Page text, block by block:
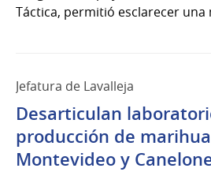
Táctica, permitió esclarecer una
Jefatura de Lavalleja
Desarticulan
producción de
Montevideo y